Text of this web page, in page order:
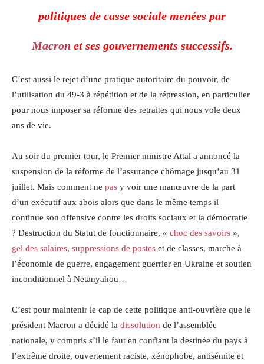
politiques de casse sociale menées par
Macron et ses gouvernements successifs.
C’est aussi le rejet d’une pratique autoritaire du pouvoir, de
l’utilisation du 49-3 à répétition et de la répression, en particulier
pour nous imposer sa réforme des retraites qui nous vole deux
ans de vie.
Au soir du premier tour, le Premier ministre Attal a annoncé la
suspension de la réforme de l’assurance chômage jusqu’au 31
juillet. Mais comment ne pas y voir une manœuvre de la part
d’un exécutif aux abois alors que dans le même temps il
continue son offensive contre les droits sociaux et la démocratie
? Destruction du Statut de fonctionnaire, « choc des savoirs »,
gel des salaires, suppressions de postes et de classes, marche à
l’économie de guerre, engagement guerrier en Ukraine et soutien
inconditionnel à Netanyahou…
C’est pour maintenir le cap de cette politique anti-ouvrière que le
président Macron a décidé la dissolution de l’assemblée
nationale, y compris s’il le faut en confiant la destinée du pays à
l’extrême droite, ouvertement raciste, xénophobe, antisémite et